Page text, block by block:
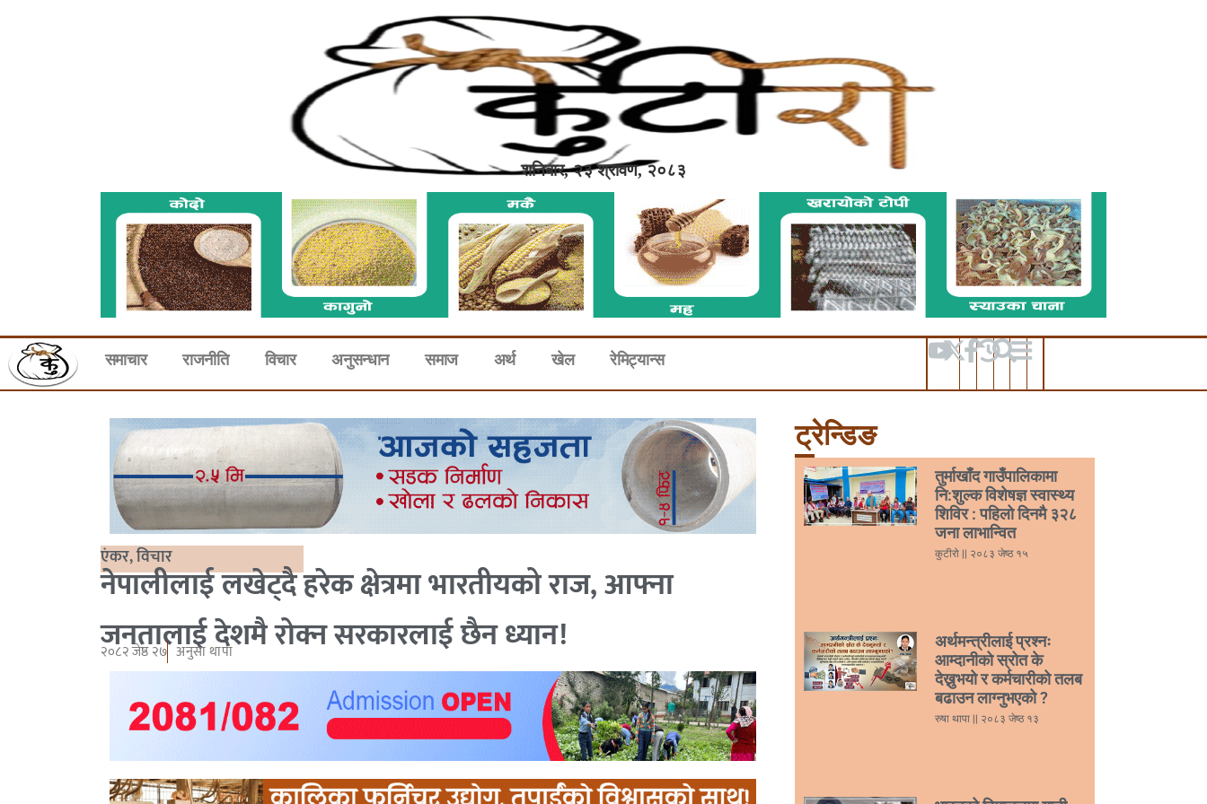
शनिबार, २३ श्रावण, २०८३
समाचार राजनीति विचार अनुसन्धान समाज अर्थ खेल रेमिट्यान्स
एंकर,विचार
नेपालीलाई लखेट्दै हरेक क्षेत्रमा भारतीयको राज, आफ्ना
जनतालाई देशमै रोक्न सरकारलाई छैन ध्यान!
२०८२ जेष्ठ २७ अनुसा थापा
ट्रेन्डिङ
तुर्माखाँद गाउँपालिकामा
नि:शुल्क विशेषज्ञ स्वास्थ्य
शिविर : पहिलो दिनमै ३२८
जना लाभान्वित
कुटीरो २०८३ जेष्ठ १५
अर्थमन्त्रीलाई प्रश्नः
आम्दानीको स्रोत के
देख्नुभयो र कर्मचारीको तलब
बढाउन लाग्नुभएको ?
रुषा थापा २०८३ जेष्ठ १३